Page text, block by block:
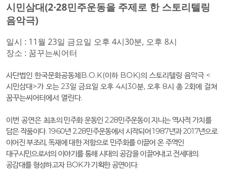
시민삼대(2·28민주운동을 주제로 한 스토리텔링
음악극)
일시 : 11월 23일 금요일 오후 4시30분, 오후 8시
장소 : 꿈꾸는씨어터
사단법인 한국문화공동체B.O.K(이하 BOK)의 스토리텔링 음악극 <
시민삼대>가 오는23일 금요일 오후 4시30분, 오후 8시 총2회에 걸쳐
꿈꾸는씨어터에서 열린다.
이번 공연은최초의 민주화 운동인 2.28민주운동이 지니는 역사적 가치를
담은 작품이다. 1960년2.28민주운동에서 시작되어1987년과2017년으로
이어진 부조리,독재에 대한 저항으로 민주화를 이끌어 온 주역인
대구시민으로서의 이야기를 통해 시대의 공감을 이끌어내고 전세대의
공감대를 형성하고자 BOK가 기획한 공연이다.